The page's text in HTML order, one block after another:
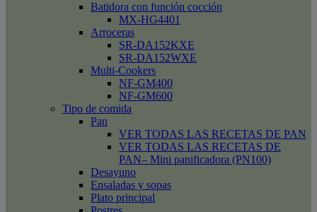
Batidora con función cocción
MX-HG4401
Arroceras
SR-DA152KXE
SR-DA152WXE
Multi-Cookers
NF-GM400
NF-GM600
Tipo de comida
Pan
VER TODAS LAS RECETAS DE PAN
VER TODAS LAS RECETAS DE
PAN– Mini panificadora (PN100)
Desayuno
Ensaladas y sopas
Plato principal